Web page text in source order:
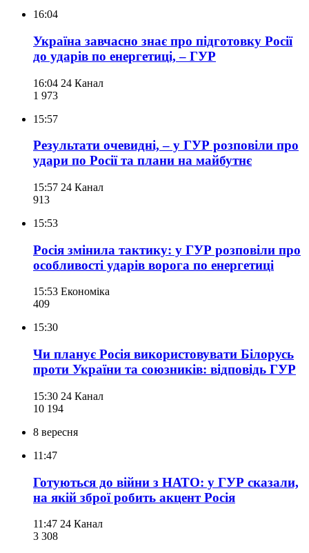
16:04
Україна завчасно знає про підготовку Росії
до ударів по енергетиці, – ГУР
16:04 24 Канал
1 973
15:57
Результати очевидні, – у ГУР розповіли про
удари по Росії та плани на майбутнє
15:57 24 Канал
913
15:53
Росія змінила тактику: у ГУР розповіли про
особливості ударів ворога по енергетиці
15:53 Економіка
409
15:30
Чи планує Росія використовувати Білорусь
проти України та союзників: відповідь ГУР
15:30 24 Канал
10 194
8 вересня
11:47
Готуються до війни з НАТО: у ГУР сказали,
на якій зброї робить акцент Росія
11:47 24 Канал
3 308